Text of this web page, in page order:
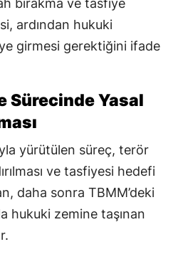
bırakma ve tasfiye
ardından hukuki
girmesi gerektiğini ifade
Sürecinde Yasal
yürütülen süreç, terör
ve tasfiyesi hedefi
daha sonra TBMM’deki
hukuki zemine taşınan